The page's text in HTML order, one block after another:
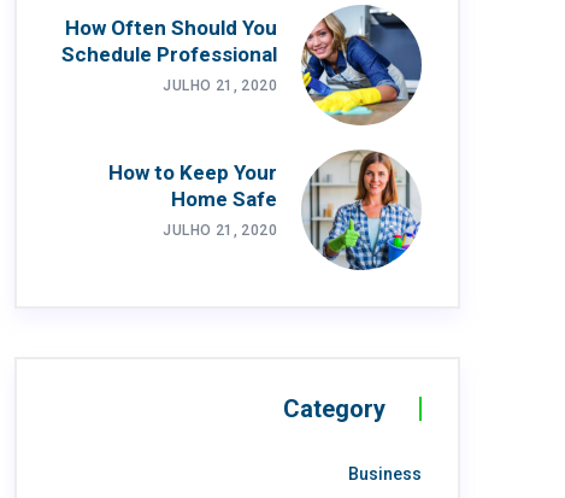
How Often Should You
Schedule Professional
JULHO 21, 2020
How to Keep Your
Home Safe
JULHO 21, 2020
Category
Business